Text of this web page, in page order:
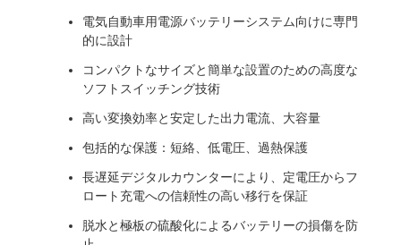
電気自動車用電源バッテリーシステム向けに専門
的に設計
コンパクトなサイズと簡単な設置のための高度な
ソフトスイッチング技術
高い変換効率と安定した出力電流、大容量
包括的な保護：短絡、低電圧、過熱保護
長遅延デジタルカウンターにより、定電圧からフ
ロート充電への信頼性の高い移行を保証
脱水と極板の硫酸化によるバッテリーの損傷を防